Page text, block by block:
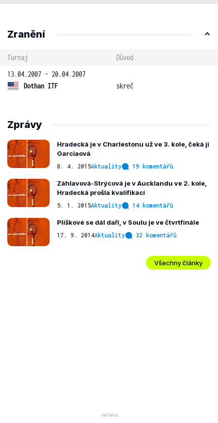
Zranění
Turnaj
Důvod
13.04.2007 - 20.04.2007
Dothan ITF
skreč
Zprávy
Hradecká je v Charlestonu už ve 3. kole, čeká ji
Garciaová
8. 4. 2015Aktuality 19 komentářů
Záhlavová-Strýcová je v Aucklandu ve 2. kole,
Hradecká prošla kvalifikací
5. 1. 2015Aktuality 14 komentářů
Plíškové se dál daří, v Soulu je ve čtvrtfinále
17. 9. 2014Aktuality 32 komentářů
Všechny články